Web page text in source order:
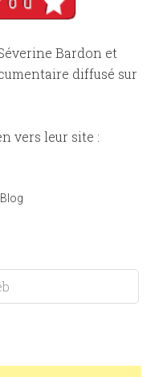
Bardon et
diffusé sur
vers leur site :